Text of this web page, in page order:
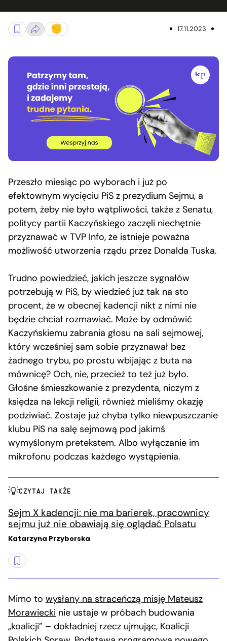
17.11.2023
Przeszło miesiąc po wyborach i już po
efektownym wycięciu PiS z prezydium Sejmu, a
potem, żeby nie było wątpliwości, także z Senatu,
politycy partii Kaczyńskiego zaczęli niechętnie
przyznawać w TVP Info, że istnieje poważna
możliwość utworzenia rządu przez Donalda Tuska.
Trudno powiedzieć, jakich jeszcze sygnałów
potrzebują w PiS, by wiedzieć już tak na sto
procent, że w obecnej kadencji nikt z nimi nie
będzie chciał rozmawiać. Może by odmówić
Kaczyńskiemu zabrania głosu na sali sejmowej,
który wcześniej sam sobie przyznawał bez
żadnego trybu, po prostu wbijając z buta na
mównicę? Och, nie, przecież to też już było.
Głośne śmieszkowanie z prezydenta, niczym z
księdza na lekcji religii, również mieliśmy okazję
podziwiać. Zostaje już chyba tylko niewpuszczanie
klubu PiS na salę sejmową pod jakimś
wymyślonym pretekstem. Albo wyłączanie im
mikrofonu podczas każdego wystąpienia.
CZYTAJ TAKŻE
Sejm X kadencji: nie ma barierek, pracownicy
sejmu już nie obawiają się oglądać Polsatu
Katarzyna Przyborska
Mimo to wysłany na straceńczą misję Mateusz
Morawiecki nie ustaje w próbach budowania
„koalicji” – dokładniej rzecz ujmując, Koalicji